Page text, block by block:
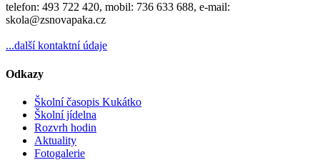
telefon: 493 722 420, mobil: 736 633 688, e-mail:
skola@zsnovapaka.cz
...další kontaktní údaje
Odkazy
Školní časopis Kukátko
Školní jídelna
Rozvrh hodin
Aktuality
Fotogalerie